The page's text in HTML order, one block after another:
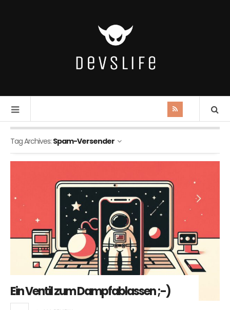
Tag Archives: Spam-Versender
Ein Ventil zum Dampfablassen ;-)